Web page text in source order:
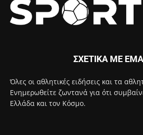
ΣΧΕΤΙΚΑ ΜΕ
Όλες οι αθλητικές ειδήσεις και τα
Ενημερωθείτε ζωντανά για ότι
Ελλάδα και τον Κόσμο.